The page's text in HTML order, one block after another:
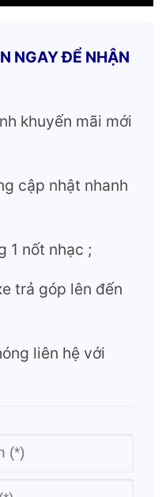
NGAY ĐỂ NHẬN
khuyến mãi mới
cập nhật nhanh
1 nốt nhạc ;
trả góp lên đến
liên hệ với